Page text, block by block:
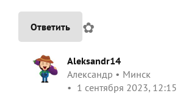
Ответить ✿
Aleksandr14
Александр
Минск
1 сентября 2023, 12:15